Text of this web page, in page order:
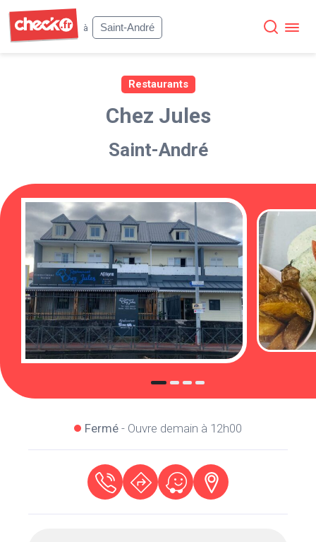
à
Saint-André
Restaurants
Chez Jules
Saint-André
Fermé - Ouvre demain à 12h00